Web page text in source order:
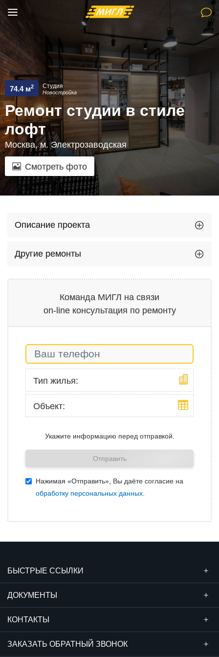
Студия
Новостройка
74.4 м2
Ремонт студии в стиле
лофт
Москва, м. Электрозаводская
Смотреть фото
Описание проекта
Другие ремонты
Команда МИГЛ на связи
on-line консультация по ремонту
Тип жилья:
Объект:
Укажите информацию перед отправкой.
Отправить
Нажимая «Отправить», Вы даёте согласие на
обработку персональных данных
БЫСТРЫЕ ССЫЛКИ
ДОКУМЕНТЫ
КОНТАКТЫ
ЗАКАЗАТЬ ОБРАТНЫЙ ЗВОНОК